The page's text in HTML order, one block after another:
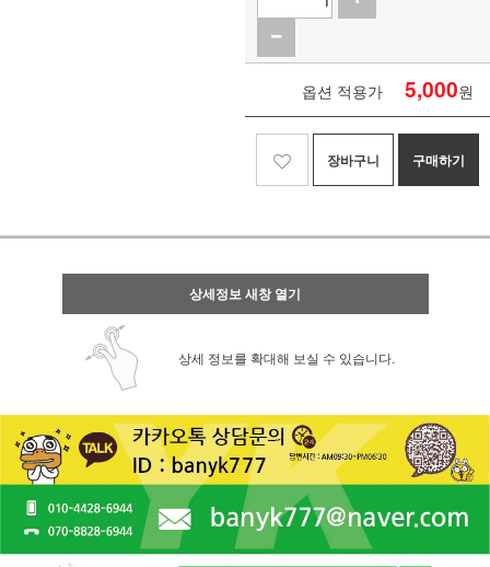
옵션 적용가 5,000원
장바구니 구매하기
상세정보 새창 열기
상세 정보를 확대해 보실 수 있습니다.